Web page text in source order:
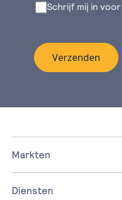
Schrijf mij in
Verzenden
Markten
it voor de zakelijke markt.
it voor corporaties.
Diensten